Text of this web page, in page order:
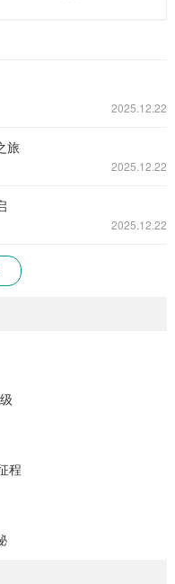
2025.12.22
旅
2025.12.22
2025.12.22
程